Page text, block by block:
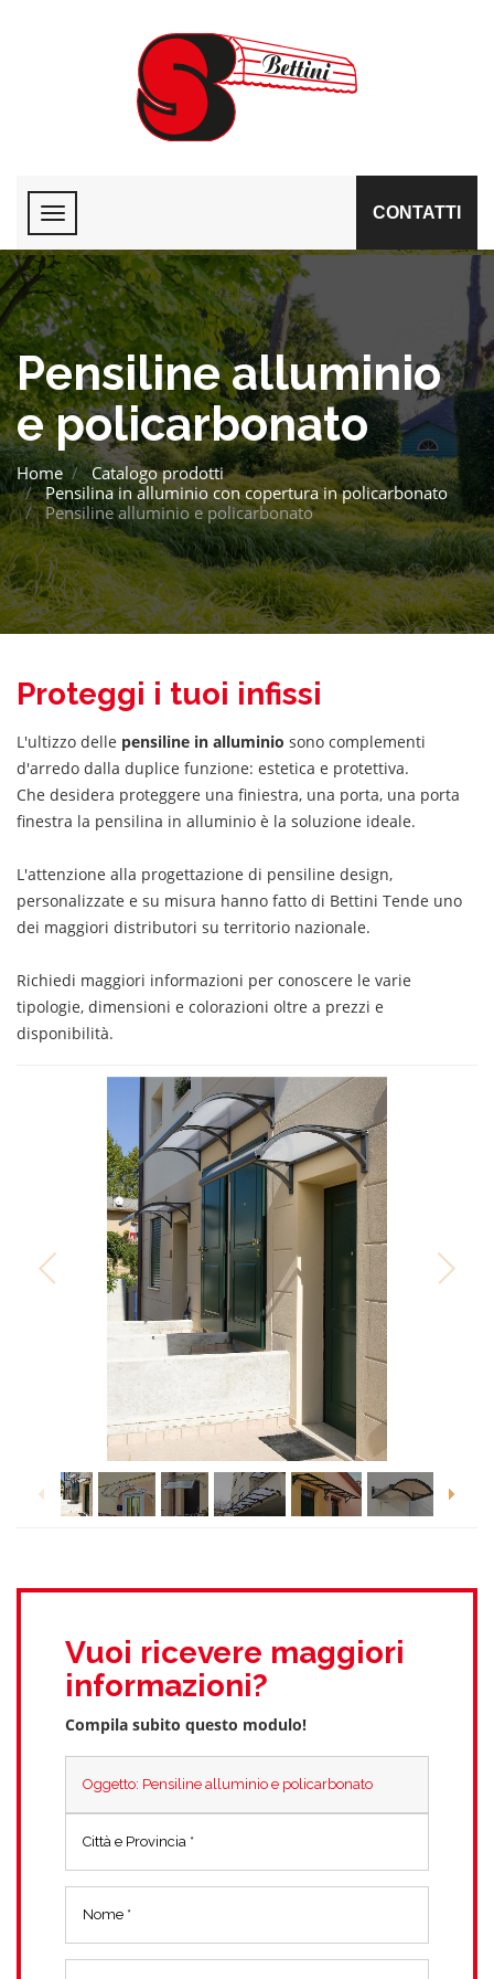
CONTATTI
Pensiline alluminio
e policarbonato
Home
Catalogo prodotti
Pensilina in alluminio con copertura in policarbonato
Pensiline alluminio e policarbonato
Proteggi i tuoi infissi
L'ultizzo delle pensiline in alluminio sono complementi
d'arredo dalla duplice funzione: estetica e protettiva.
Che desidera proteggere una finiestra, una porta, una porta
finestra la pensilina in alluminio è la soluzione ideale.
L'attenzione alla progettazione di pensiline design,
personalizzate e su misura hanno fatto di Bettini Tende uno
dei maggiori distributori su territorio nazionale.
Richiedi maggiori informazioni per conoscere le varie
tipologie, dimensioni e colorazioni oltre a prezzi e
disponibilità.
Vuoi ricevere maggiori
informazioni?
Compila subito questo modulo!